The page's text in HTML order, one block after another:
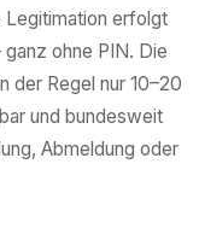
Legitimation erfolgt
ohne PIN. Die
der Regel nur 10–20
und bundesweit
Abmeldung oder